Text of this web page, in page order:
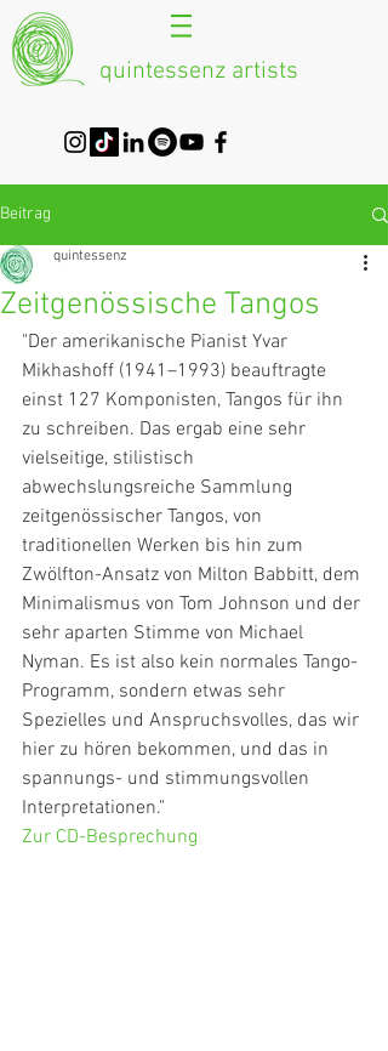
quintessenz artists
Beitrag
Zeitgenössische Tangos
quintessenz
"Der amerikanische Pianist Yvar
Mikhashoff (1941–1993) beauftragte
einst 127 Komponisten, Tangos für ihn
zu schreiben. Das ergab eine sehr
vielseitige, stilistisch
abwechslungsreiche Sammlung
zeitgenössischer Tangos, von
traditionellen Werken bis hin zum
Zwölfton-Ansatz von Milton Babbitt, dem
Minimalismus von Tom Johnson und der
sehr aparten Stimme von Michael
Nyman. Es ist also kein normales Tango-
Programm, sondern etwas sehr
Spezielles und Anspruchsvolles, das wir
hier zu hören bekommen, und das in
spannungs- und stimmungsvollen
Interpretationen."
Zur CD-Besprechung